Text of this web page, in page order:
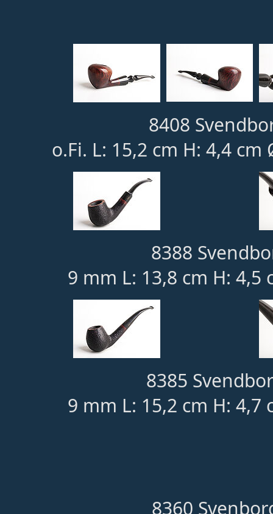
8408
o.Fi. L: 15,2 cm H: 4,4
8388
9 mm L: 13,8 cm H: 4,5
8385
9 mm L: 15,2 cm H: 4,7
8360